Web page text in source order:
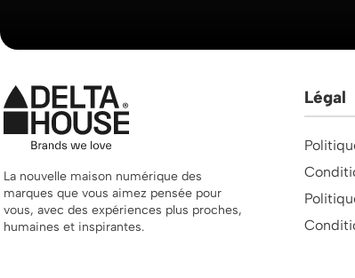
La nouvelle maison numérique des
marques que vous aimez pensée pour
vous, avec des expériences plus proches,
humaines et inspirantes.
Légal